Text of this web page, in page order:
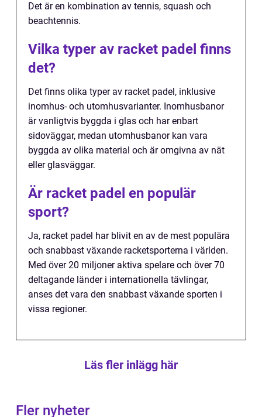
Det är en kombination av tennis, squash och
beachtennis.
Vilka typer av racket padel finns
det?
Det finns olika typer av racket padel, inklusive
inomhus- och utomhusvarianter. Inomhusbanor
är vanligtvis byggda i glas och har enbart
sidoväggar, medan utomhusbanor kan vara
byggda av olika material och är omgivna av nät
eller glasväggar.
Är racket padel en populär
sport?
Ja, racket padel har blivit en av de mest populära
och snabbast växande racketsporterna i världen.
Med över 20 miljoner aktiva spelare och över 70
deltagande länder i internationella tävlingar,
anses det vara den snabbast växande sporten i
vissa regioner.
Läs fler inlägg här
Fler nyheter